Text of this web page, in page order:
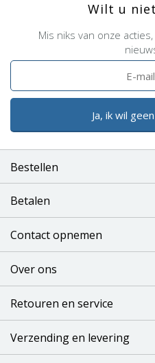
Wilt u
Mis niks van onze
Ja, ik wil
Bestellen
Betalen
Contact opnemen
Over ons
Retouren en service
Verzending en levering